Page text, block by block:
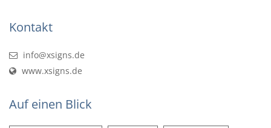
Kontakt
info@xsigns.de
www.xsigns.de
Auf einen Blick